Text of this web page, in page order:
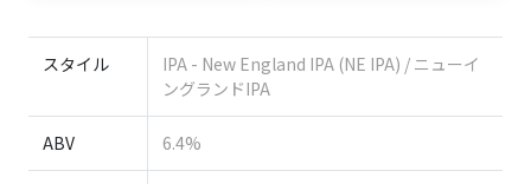
スタイル
IPA - New England IPA (NE IPA) / ニューイ
ングランドIPA
ABV 6.4%